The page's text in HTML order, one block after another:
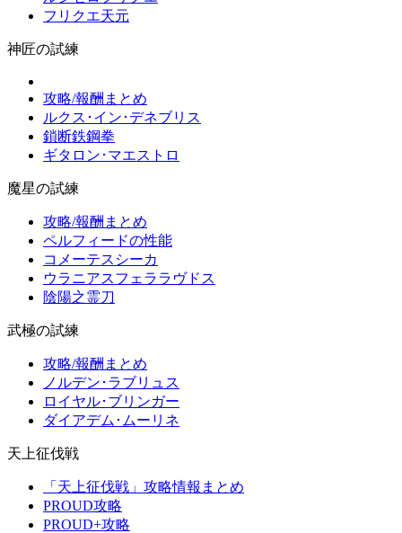
フリクエ天元
神匠の試練
攻略/報酬まとめ
ルクス･イン･デネブリス
鎖断鉄鋼拳
ギタロン･マエストロ
魔星の試練
攻略/報酬まとめ
ペルフィードの性能
コメーテスシーカ
ウラニアスフェララヴドス
陰陽之霊刀
武極の試練
攻略/報酬まとめ
ノルデン･ラブリュス
ロイヤル･ブリンガー
ダイアデム･ムーリネ
天上征伐戦
「天上征伐戦」攻略情報まとめ
PROUD攻略
PROUD+攻略